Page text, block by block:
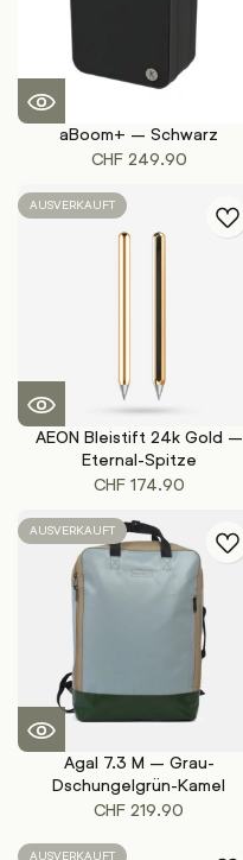
aBoom+ – Schwarz
CHF249.90
AUSVERKAUFT
AEON Bleistift 24k Gold –
Eternal-Spitze
CHF174.90
AUSVERKAUFT
Agal 7.3 M – Grau-
Dschungelgrün-Kamel
CHF 219.90
AUSVERKAUFT